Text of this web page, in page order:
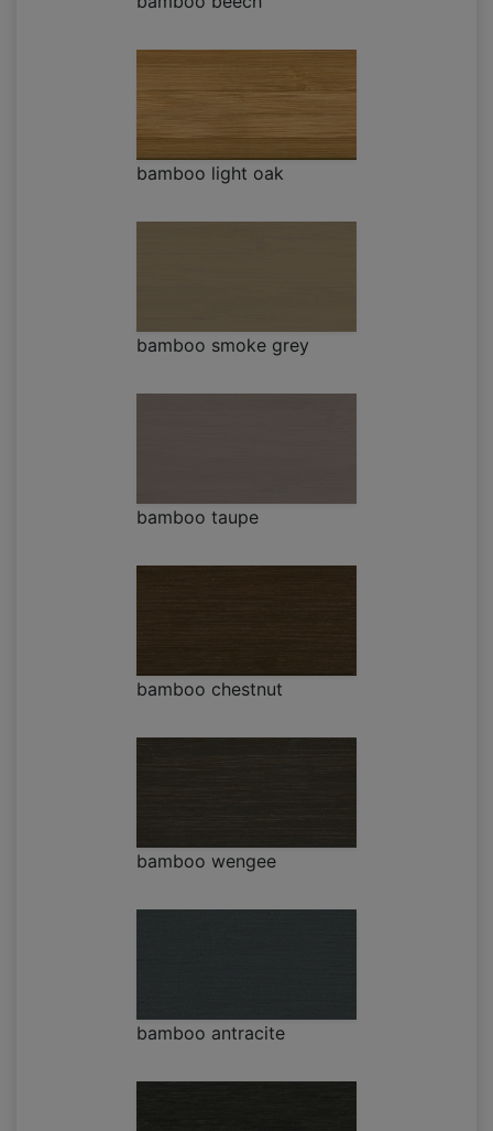
bamboo light oak
bamboo smoke grey
bamboo taupe
bamboo chestnut
bamboo wengee
bamboo antracite